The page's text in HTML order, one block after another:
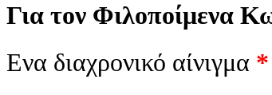
Για τον Φιλοποίμενα
Ενα διαχρονικό αίνιγμα *